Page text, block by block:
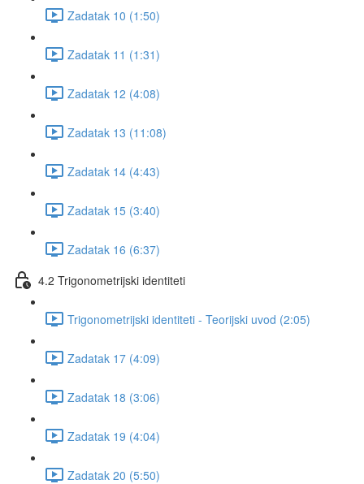
Zadatak 10 (1:50)
Zadatak 11 (1:31)
Zadatak 12 (4:08)
Zadatak 13 (11:08)
Zadatak 14 (4:43)
Zadatak 15 (3:40)
Zadatak 16 (6:37)
4.2 Trigonometrijski identiteti
Trigonometrijski identiteti - Teorijski uvod (2:05)
Zadatak 17 (4:09)
Zadatak 18 (3:06)
Zadatak 19 (4:04)
Zadatak 20 (5:50)